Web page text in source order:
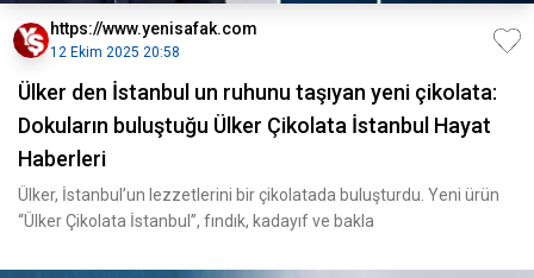
https://www.yenisafak.com
12 Ekim 2025 20:58
Ülker den İstanbul un ruhunu taşıyan yeni çikolata:
Dokuların buluştuğu Ülker Çikolata İstanbul Hayat
Haberleri
Ülker, İstanbul’un lezzetlerini bir çikolatada buluşturdu. Yeni ürün
“Ülker Çikolata İstanbul”, fındık, kadayıf ve bakla